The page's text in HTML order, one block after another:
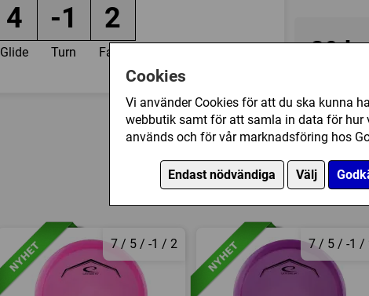
Cookies
Vi använder Cookies för att du ska kunna
webbutik samt för att samla in data för hur
används och för vår marknadsföring hos
Endast nödvändiga Välj
4 -1 2
Glide Turn Fade 89 kr
7 / 5 / -1 / 2 7 / 5 / -1 /